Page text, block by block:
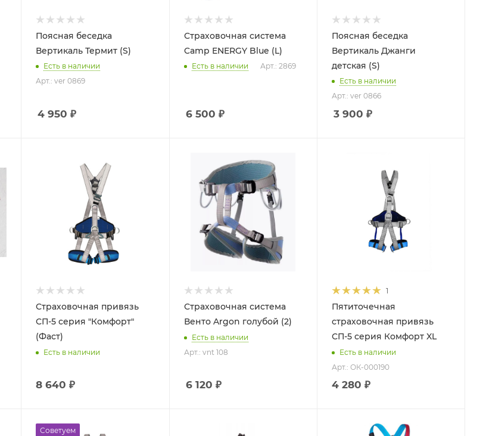
Поясная беседка
Вертикаль Термит (S)
Есть в наличии
Арт.: ver 0869
4 950 ₽
Страховочная система
Camp ENERGY Blue (L)
Есть в наличии Арт.: 2869
6 500 ₽
Поясная беседка
Вертикаль Джанги
детская (S)
Есть в наличии
Арт.: ver 0866
3 900 ₽
Страховочная привязь
СП-5 серия "Комфорт"
(Фаст)
Есть в наличии
8 640 ₽
Страховочная система
Венто Argon голубой (2)
Есть в наличии
Арт.: vnt 108
6 120 ₽
1
Пятиточечная
страховочная привязь
СП-5 серия Комфорт XL
Есть в наличии
Арт.: ОК-000190
4 280 ₽
Советуем